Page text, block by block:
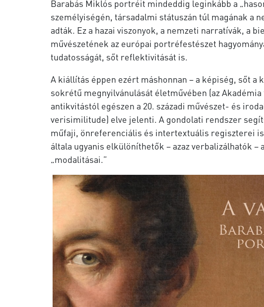
Barabás Miklós portréit mindeddig leginkább a
személyiségén, társadalmi státuszán túl magának a
adták. Ez a hazai viszonyok, a nemzeti narratívák, a
művészetének az európai portréfestészet
tudatosságát, sőt reflektivitását is.
A kiállítás éppen ezért máshonnan – a képiség, sőt
sokrétű megnyilvánulását életművében (az
antikvitástól egészen a 20. századi művészet- és
verisimilitude) elve jelenti. A gondolati rendszer
műfaji, önreferenciális és intertextuális regiszterei
általa ugyanis elkülöníthetők – azaz verbalizálhatók
„modalitásai.”